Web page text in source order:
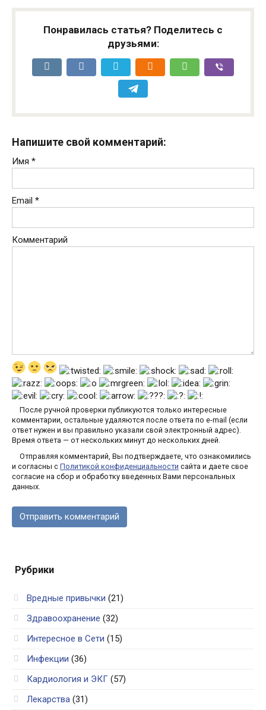
Понравилась статья? Поделитесь с
друзьями:
Напишите свой комментарий:
Имя *
Email *
Комментарий
После ручной проверки публикуются только интересные
комментарии, остальные удаляются после ответа по e-mail (если
ответ нужен и вы правильно указали свой электронный адрес).
Время ответа — от нескольких минут до нескольких дней.
Отправляя комментарий, Вы подтверждаете, что ознакомились
и согласны с Политикой конфиденциальности сайта и даете свое
согласие на сбор и обработку введенных Вами персональных
данных.
Рубрики
Вредные привычки (21)
Здравоохранение (32)
Интересное в Сети (15)
Инфекции (36)
Кардиология и ЭКГ (57)
Лекарства (31)